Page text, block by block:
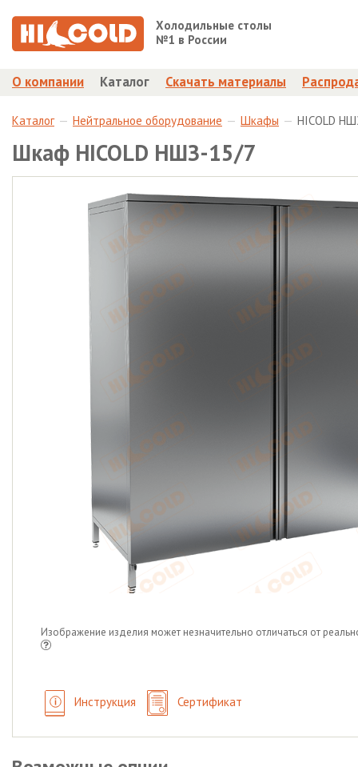
Холодильные столы
№1 в России
О компании Каталог Скачать материалы
Каталог Нейтральное оборудование Шкафы HICOLD
Шкаф HICOLD НШЗ-15/7
Изображение изделия может незначительно отличаться от
Инструкция Сертификат